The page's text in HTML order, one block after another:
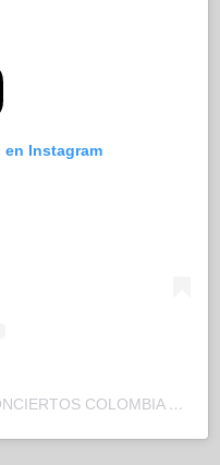
en Instagram
Una publicación compartida de CONCIERTOS COLOMBIA OFICIAL ® (@conciertoscolombia.oficial)